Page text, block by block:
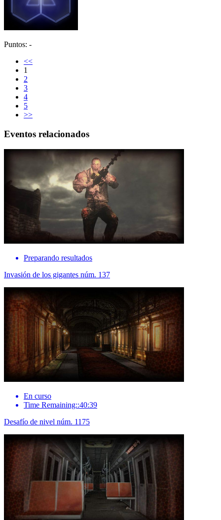
Puntos: -
<<
1
2
3
4
5
>>
Eventos relacionados
Preparando resultados
Invasión de los gigantes núm. 137
En curso
Time Remaining::40:39
Desafío de nivel núm. 1175